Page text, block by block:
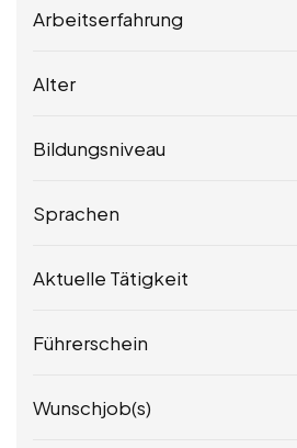
Arbeitserfahrung
Alter
Bildungsniveau
Sprachen
Aktuelle Tätigkeit
Führerschein
Wunschjob(s)